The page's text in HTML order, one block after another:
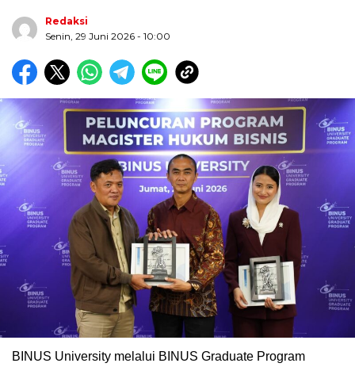
Redaksi
Senin, 29 Juni 2026 - 10:00
BINUS University melalui BINUS Graduate Program